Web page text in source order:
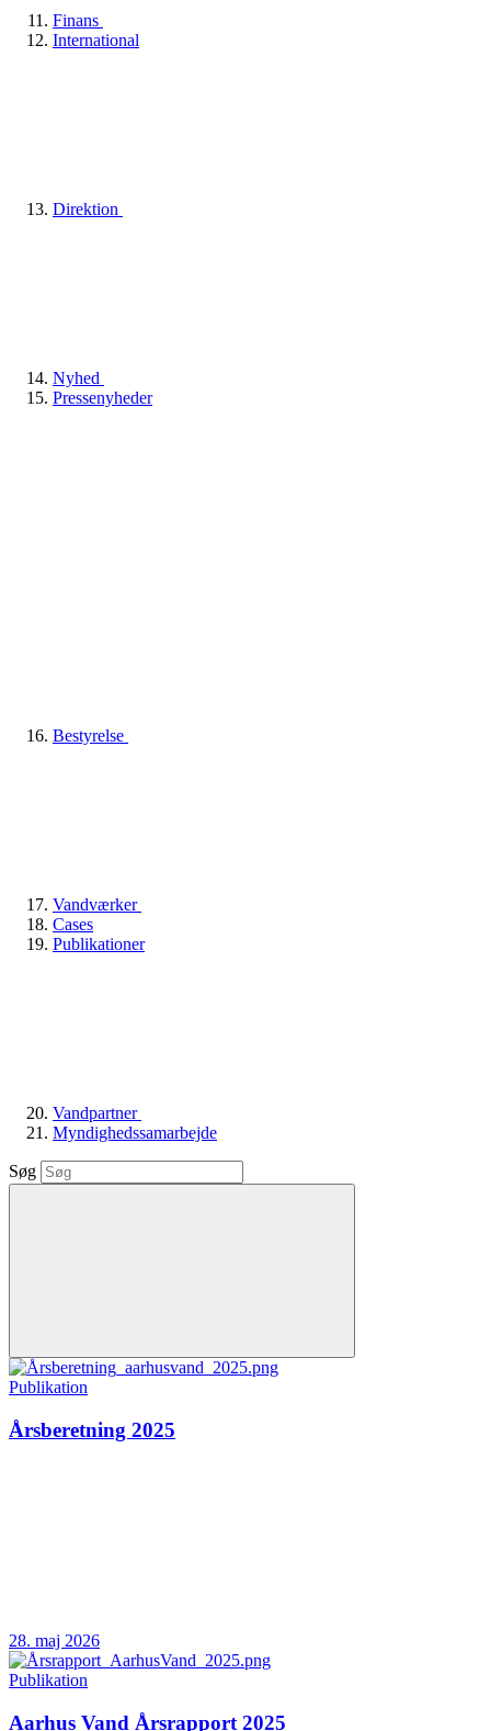
Finans
International
Direktion
Nyhed
Pressenyheder
Bestyrelse
Vandværker
Cases
Publikationer
Vandpartner
Myndighedssamarbejde
Søg
Publikation
Årsberetning 2025
28. maj 2026
Publikation
Aarhus Vand Årsrapport 2025